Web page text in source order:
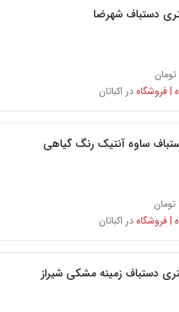
| فروشگاهدر اکباتان
ساوه آنتیک رنگ گیاهی
| فروشگاهدر اکباتان